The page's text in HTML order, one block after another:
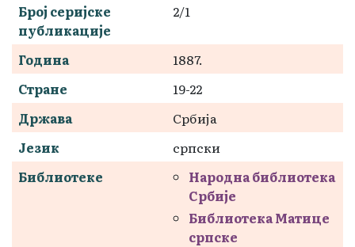
Број серијске
публикације
2/1
Година
1887.
Стране
19-22
Држава
Србија
Језик
српски
Библиотеке
Народна библиотека
Србије
Библиотека Матице
српске